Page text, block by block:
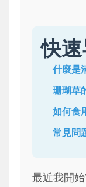
快
什麼是
珊瑚草
如何食
常見問
最近我開